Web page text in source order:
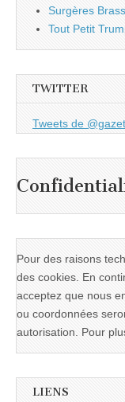
Surgères
Tout Petit
TWITTER
Tweets de
Pour des raisons
des cookies. En
acceptez que nous
ou coordonnées
autorisation. Pour
LIENS